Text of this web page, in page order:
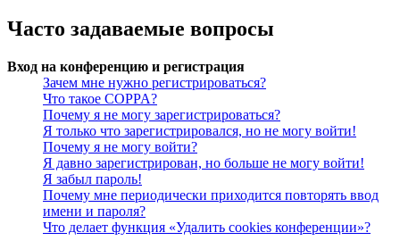
Часто задаваемые вопросы
Вход на конференцию и регистрация
Зачем мне нужно регистрироваться?
Что такое COPPA?
Почему я не могу зарегистрироваться?
Я только что зарегистрировался, но не могу войти!
Почему я не могу войти?
Я давно зарегистрирован, но больше не могу войти!
Я забыл пароль!
Почему мне периодически приходится повторять ввод
имени и пароля?
Что делает функция «Удалить cookies конференции»?